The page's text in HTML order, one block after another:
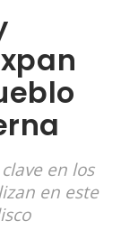
en los
en este